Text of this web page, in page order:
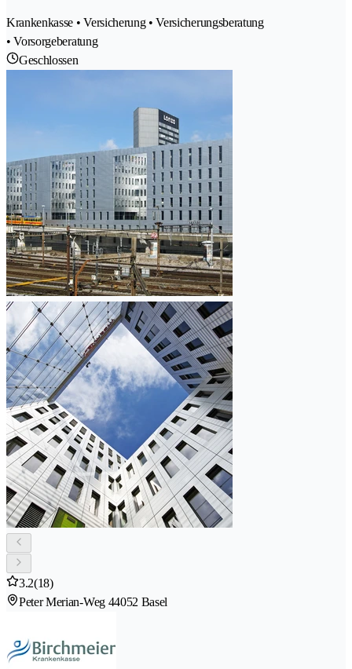
Krankenkasse • Versicherung • Versicherungsberatung
• Vorsorgeberatung
Geschlossen
3.2(18)
Peter Merian-Weg 44052 Basel